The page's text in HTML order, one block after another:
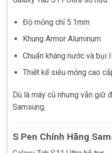
Độ mỏng chỉ 5.1mm
Khung Armor Aluminum
Chuẩn kháng nước và bụi
Thiết kế siêu mỏng cao
Dù là máy cũ nhưng vẫn giữ
Samsung.
S Pen Chính Hãng